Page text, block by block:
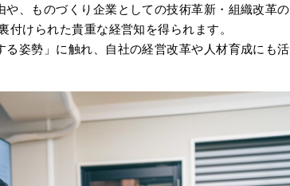
、ものづくり企業としての技術革新・組織改革の
けられた貴重な経営知を得られます。
姿勢」に触れ、自社の経営改革や人材育成にも活